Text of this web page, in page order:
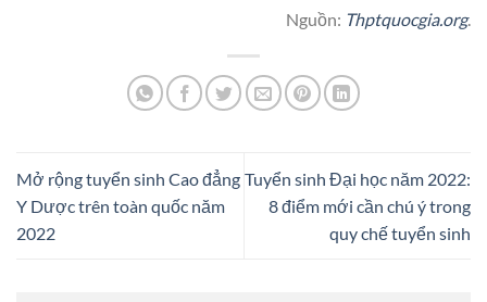
Nguồn: Thptquocgia.org.
Mở rộng tuyển sinh Cao đẳng
Y Dược trên toàn quốc năm
2022
Tuyển sinh Đại học năm 2022:
8 điểm mới cần chú ý trong
quy chế tuyển sinh